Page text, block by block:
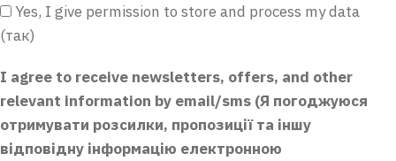
Yes, I give permission to store and process my data
(так)
I agree to receive newsletters, offers, and other
relevant information by email/sms (Я погоджуюся
отримувати розсилки, пропозиції та іншу
відповідну інформацію електронною